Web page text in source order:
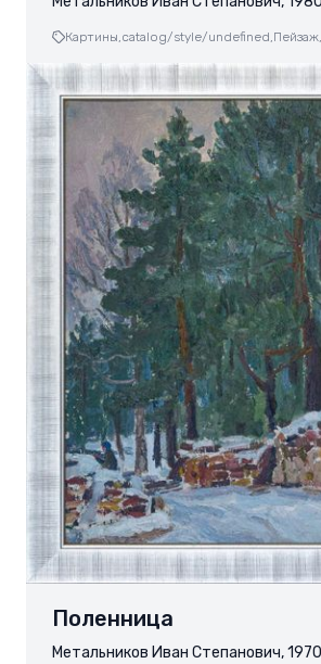
Картины,catalog/style/undefined,Пейзаж,
Поленница
Метальников Иван Степанович, 1970